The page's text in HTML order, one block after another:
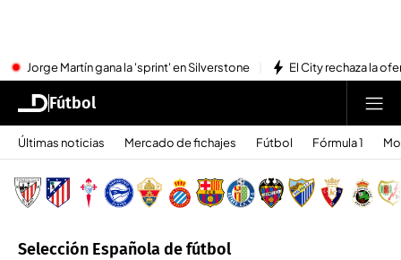
Jorge Martín gana la 'sprint' en Silverstone El City rechaza la
Fútbol
Últimas noticias Mercado de fichajes Fútbol Fórmula 1
Selección Española de fútbol